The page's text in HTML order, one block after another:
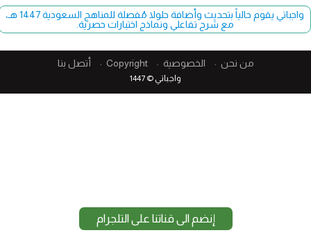
إنضم الى قناتنا على التلجرام
واجباتي يقوم حالياً بتحديث وأضافة حلولا مُفصلة للمناهج السعودية 1447 هـ،
مع شرح تفاعلي ونماذج اختبارات حصرية.
من نحن الخصوصية Copyright​ أتصل بنا
واجباتي © 1447